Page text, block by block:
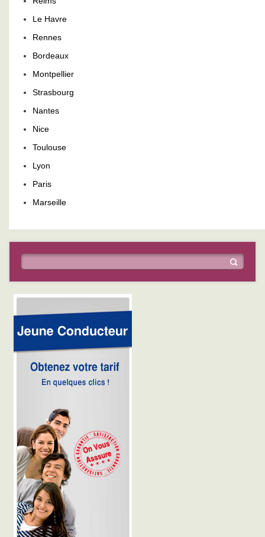
Le Havre
Rennes
Bordeaux
Montpellier
Strasbourg
Nantes
Nice
Toulouse
Lyon
Paris
Marseille